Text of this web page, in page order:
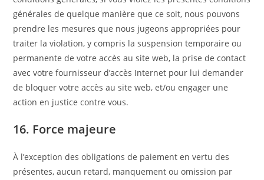
générales de quelque manière que ce soit, nous pouvons
prendre les mesures que nous jugeons appropriées pour
traiter la violation, y compris la suspension temporaire ou
permanente de votre accès au site web, la prise de contact
avec votre fournisseur d’accès Internet pour lui demander
de bloquer votre accès au site web, et/ou engager une
action en justice contre vous.
16. Force majeure
À l’exception des obligations de paiement en vertu des
présentes, aucun retard, manquement ou omission par